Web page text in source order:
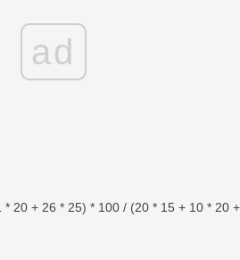
ad
20 + 26 * 25) * 100 / (20 * 15 + 10 * 20 +